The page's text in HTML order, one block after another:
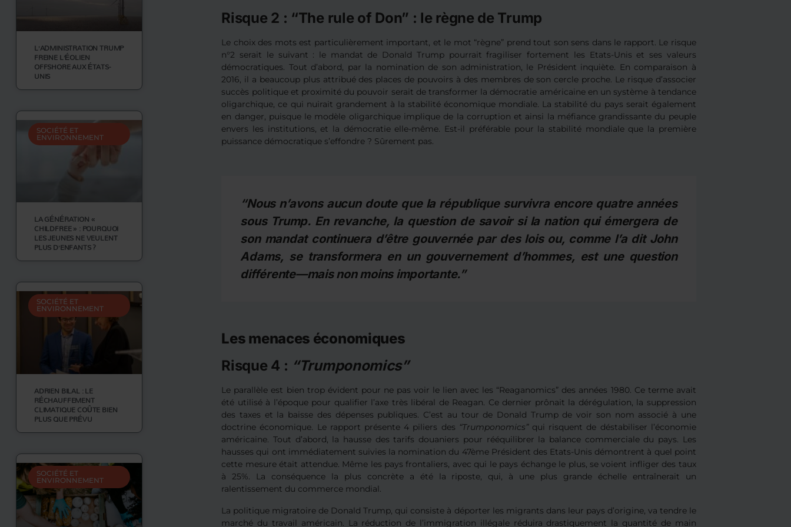
L’ADMINISTRATION TRUMP
FREINE L’ÉOLIEN
OFFSHORE AUX ÉTATS-
UNIS
SOCIÉTÉ ET
ENVIRONNEMENT
LA GÉNÉRATION «
CHILDFREE » : POURQUOI
LES JEUNES NE VEULENT
PLUS D’ENFANTS ?
SOCIÉTÉ ET
ENVIRONNEMENT
ADRIEN BILAL : LE
RÉCHAUFFEMENT
CLIMATIQUE COÛTE BIEN
PLUS QUE PRÉVU
SOCIÉTÉ ET
ENVIRONNEMENT
Risque 2 : “The rule of Don” : le règne de Trump
Le choix des mots est particulièrement important, et le mot “règne” prend tout son sens dans le rapport. Le risque
n°2 serait le suivant : le mandat de Donald Trump pourrait fragiliser fortement les Etats-Unis et ses valeurs
démocratiques. Tout d’abord, par la nomination de son administration, le Président inquiète. En comparaison à
2016, il a beaucoup plus attribué des places de pouvoirs à des membres de son cercle proche. Le risque d’associer
succès politique et proximité du pouvoir serait de transformer la démocratie américaine en un système à tendance
oligarchique, ce qui nuirait grandement à la stabilité économique mondiale. La stabilité du pays serait également
en danger, puisque le modèle oligarchique implique de la corruption et ainsi la méfiance grandissante du peuple
envers les institutions, et la démocratie elle-même. Est-il préférable pour la stabilité mondiale que la première
puissance démocratique s’effondre ? Sûrement pas.
“Nous n’avons aucun doute que la république survivra encore quatre années
sous Trump. En revanche, la question de savoir si la nation qui émergera de
son mandat continuera d’être gouvernée par des lois ou, comme l’a dit John
Adams, se transformera en un gouvernement d’hommes, est une question
différente—mais non moins importante.”
Les menaces économiques
Risque 4 : “Trumponomics”
Le parallèle est bien trop évident pour ne pas voir le lien avec les “Reaganomics” des années 1980. Ce terme avait
été utilisé à l’époque pour qualifier l’axe très libéral de Reagan. Ce dernier prônait la dérégulation, la suppression
des taxes et la baisse des dépenses publiques. C’est au tour de Donald Trump de voir son nom associé à une
doctrine économique. Le rapport présente 4 piliers des “Trumponomics”qui risquent de déstabiliser l’économie
américaine. Tout d’abord, la hausse des tarifs douaniers pour rééquilibrer la balance commerciale du pays. Les
hausses qui ont immédiatement suivies la nomination du 47ème Président des Etats-Unis démontrent à quel point
cette mesure était attendue. Même les pays frontaliers, avec qui le pays échange le plus, se voient infliger des taux
à 25%. La conséquence la plus concrète a été la riposte, qui, à une plus grande échelle entraînerait un
ralentissement du commerce mondial.
La politique migratoire de Donald Trump, qui consiste à déporter les migrants dans leur pays d’origine, va tendre le
marché du travail américain. La réduction de l’immigration illégale réduira drastiquement la quantité de main